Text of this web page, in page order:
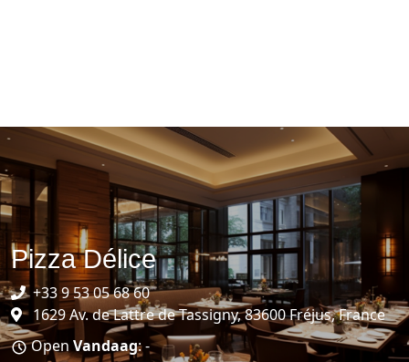
Pizza Délice
+33 9 53 05 68 60
1629 Av. de Lattre de Tassigny, 83600 Fréjus, France
Open Vandaag: -